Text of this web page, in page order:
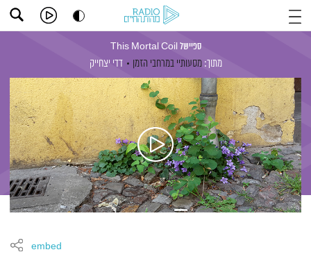
ספיישל This Mortal Coil
מתוך: מסעותיי במרחבי הזמן דדי יצחייק
embed